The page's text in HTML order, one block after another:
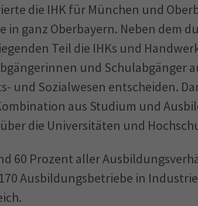
die IHK für München und
in ganz Oberbayern. Neben dem
Teil die IHKs und
und Schulabgänger
und Sozialwesen entscheiden.
aus Studium und
die Universitäten und
60 Prozent aller
Ausbildungsbetriebe in